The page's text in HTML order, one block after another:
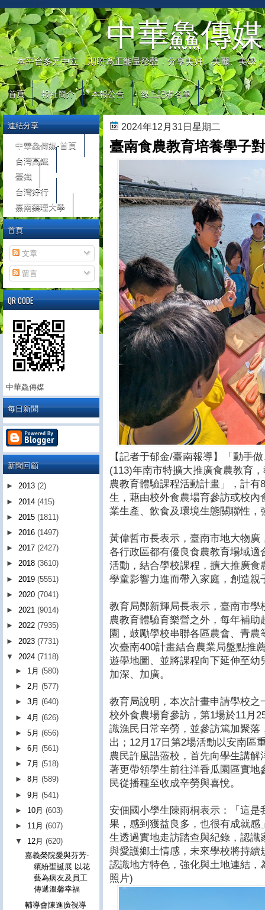
中華鱻傳媒
本平台多元中立，期盼為正能量發聲，分享美好、美麗、美學
首頁 報社簡介 本報公告 線上記者名單
2024年12月31日星期二
臺南食農教育培養學子
【記者于郁金/臺南報導】「動手
(113)年南市特擴大推廣食農教育
農教育體驗課程活動計畫」，計
生，藉由校外食農場育參訪或校
業生產、飲食及環境生態關聯性
黃偉哲市長表示，臺南市地大物
各行政區都有優良食農教育場域
活動，結合學校課程，擴大推廣
學童影響力進而帶入家庭，創造親
教育局鄭新輝局長表示，臺南市
農教育體驗育樂營之外，每年補
園，鼓勵學校串聯各區農會、青
次臺南400計畫結合農業局盤點推
遊學地圖、並將課程向下延伸至
加深、加廣。
教育局說明，本次計畫申請學校
校外食農場育參訪，第1場於11月
識漁民日常辛勞，並參訪篤加聚
出；12月17日第2場活動以安南區
農民許凰誥蒞校，首先向學生講
著更帶領學生前往洋香瓜園區實
民從播種至收成辛勞與喜悅。
安佃國小學生陳雨桐表示：「這
果，感到獲益良多，也很有成就
生透過實地走訪踏查與紀錄，認
與愛護鄉土情感，未來學校將持
認識地方特色，強化與土地連結
照片)
連結分享
中華鱻傳媒-首頁
台灣高鐵
臺鐵
台灣好行
嘉南藥理大學
首頁
文章
留言
QR CODE
中華鱻傳媒
每日新聞
新聞回顧
► 2013 (2)
► 2014 (415)
► 2015 (1811)
► 2016 (1497)
► 2017 (2427)
► 2018 (3610)
► 2019 (5551)
► 2020 (7041)
► 2021 (9014)
► 2022 (7935)
► 2023 (7731)
▼ 2024 (7118)
► 1月(580)
►2月(577)
►3月(640)
►4月(626)
►5月(656)
►6月(561)
►7月(518)
►8月(589)
►9月(541)
► 10月(603)
► 11月(607)
▼ 12月(620)
嘉義榮院愛與芬芳-
繽紛聖誕展 以花
藝為病友及員工
傳遞溫馨幸福
輔導會陳進廣視導